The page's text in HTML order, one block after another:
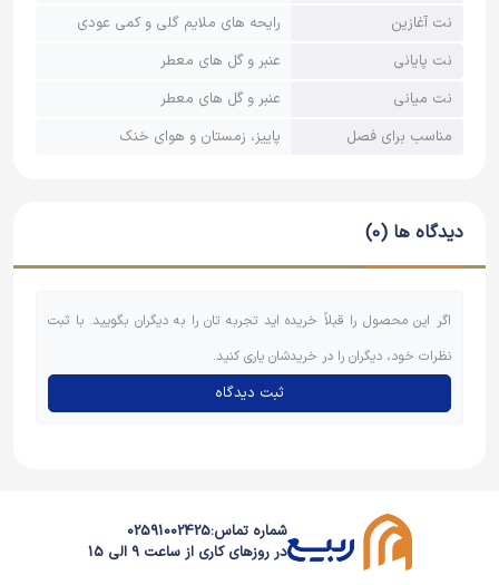
نت آغازین
رایحه‌ های ملایم گلی و کمی عودی
نت پایانی
عنبر و گل‌ های معطر
نت میانی
عنبر و گل‌ های معطر
مناسب برای فصل
پاییز، زمستان و هوای خنک
دیدگاه ها (0)
اگر این محصول را قبلاً خریده اید تجربه تان را به دیگران بگویید. با ثبت
نظرات خود، دیگران را در خریدشان یاری کنید.
ثبت دیدگاه
شماره تماس:02591002425
در روزهای کاری از ساعت 9 الی 15